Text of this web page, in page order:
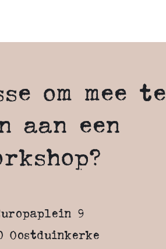
om mee te
aan een
9
Oostduinkerke